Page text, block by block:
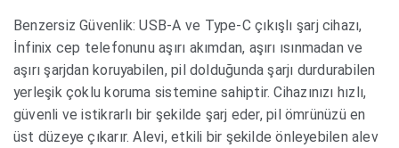
Benzersiz Güvenlik: USB-A ve Type-C çıkışlı şarj cihazı,
İnfinix cep telefonunu aşırı akımdan, aşırı ısınmadan ve
aşırı şarjdan koruyabilen, pil dolduğunda şarjı durdurabilen
yerleşik çoklu koruma sistemine sahiptir. Cihazınızı hızlı,
güvenli ve istikrarlı bir şekilde şarj eder, pil ömrünüzü en
üst düzeye çıkarır. Alevi, etkili bir şekilde önleyebilen alev